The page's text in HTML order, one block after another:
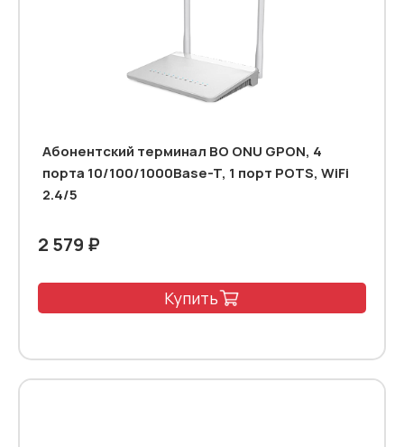
Абонентский терминал BO ONU GPON, 4
порта 10/100/1000Base-T, 1 порт POTS, WiFi
2.4/5
2 579 ₽
Купить